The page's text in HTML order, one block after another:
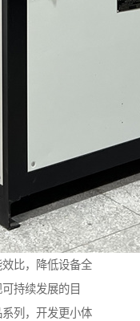
比，降低设备全
持续发展的目
列，开发更小体